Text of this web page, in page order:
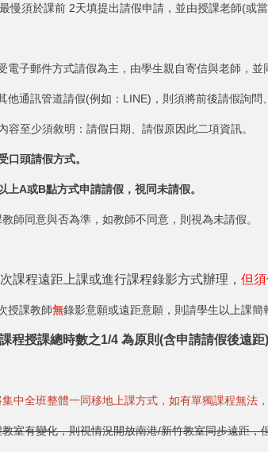
慢須於課前 2天填提出請假申請，並由授課老師(或
電子郵件方式請假為主，由學生親自寄信與老師，並
他通訊管道請假(例如：LINE)，則須將前後請假詢
容至少須敘明：請假日期、請假原因此二項資訊。
口頭請假方式。
上A或B點方式申請請假，視同未請假。
師同意與否為準，如教師不同意，則視為未請假。
課程遠距上課或進行課程錄影方式辦理， 但
授課教師無錄影意願或遠距意願，則請學生以上課簡
程授課總時數之1/4 為原則(含申請請假後遠距)
中全班整體一同移地上課方式，如有單獨課程無法
室有變化，則視情況開放南港/新竹教室同步遠距，